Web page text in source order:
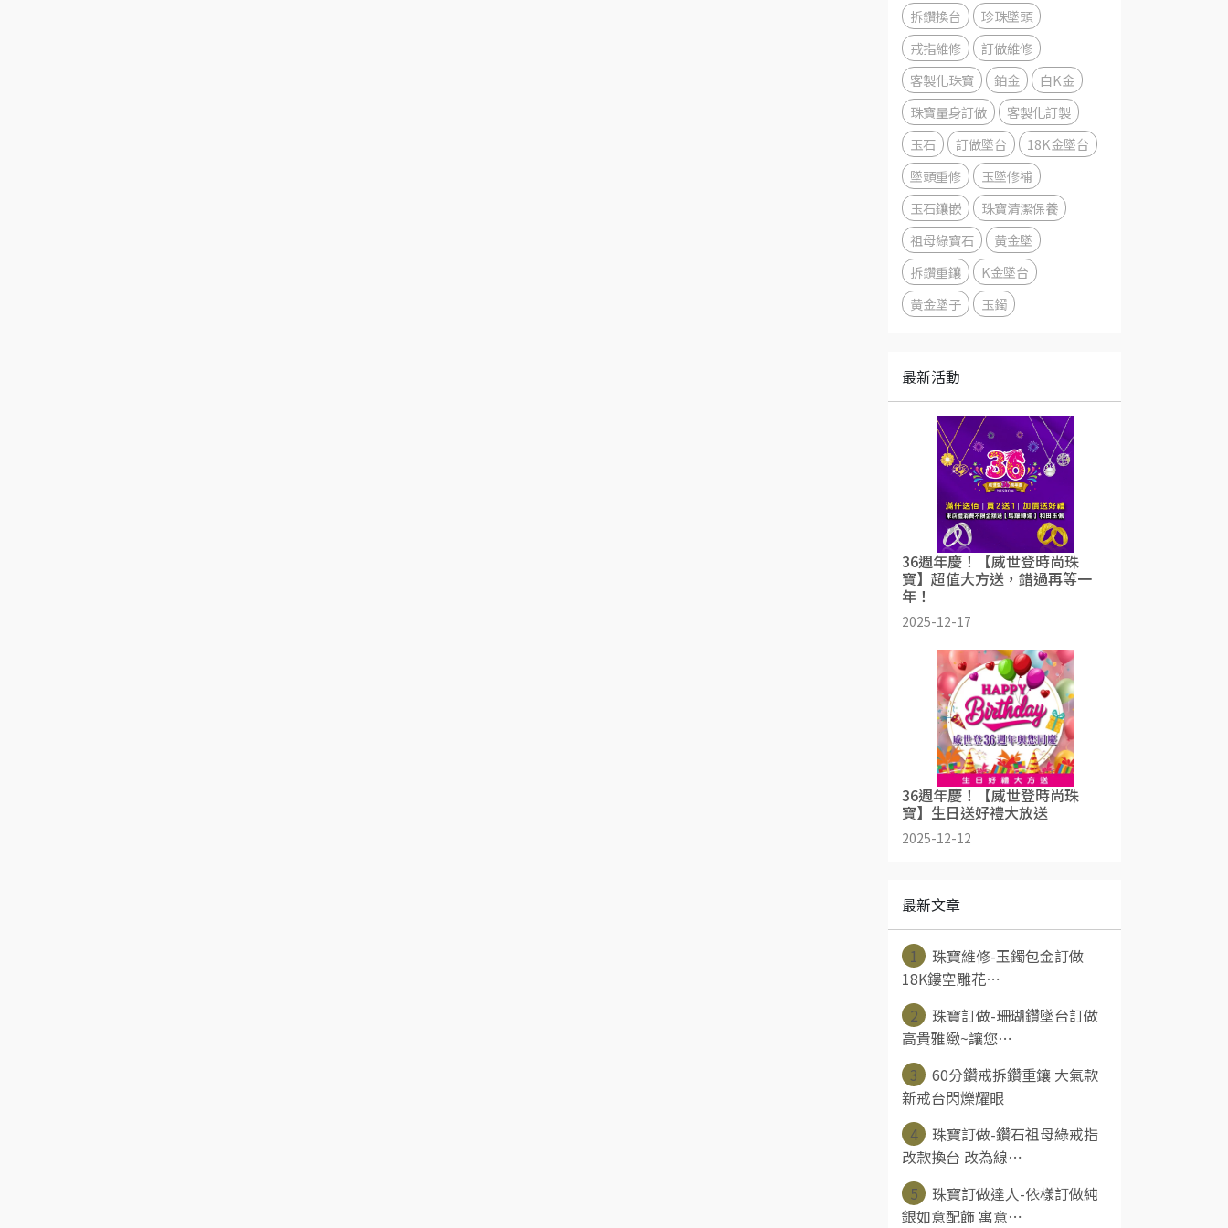
拆鑽換台
珍珠墜頭
戒指維修
訂做維修
客製化珠寶
鉑金
白K金
珠寶量身訂做
客製化訂製
玉石
訂做墜台
18K金墜台
墜頭重修
玉墜修補
玉石鑲嵌
珠寶清潔保養
祖母綠寶石
黃金墜
拆鑽重鑲
K金墜台
黃金墜子
玉鐲
最新活動
36週年慶！【威世登時尚珠
寶】超值大方送，錯過再等一
年！
2025-12-17
36週年慶！【威世登時尚珠
寶】生日送好禮大放送
2025-12-12
最新文章
1
珠寶維修-玉鐲包金訂做
18K鏤空雕花⋯
2
珠寶訂做-珊瑚鑽墜台訂做
高貴雅緻~讓您⋯
3
60分鑽戒拆鑽重鑲 大氣款
新戒台閃爍耀眼
4
珠寶訂做-鑽石祖母綠戒指
改款換台 改為線⋯
5
珠寶訂做達人-依樣訂做純
銀如意配飾 寓意⋯